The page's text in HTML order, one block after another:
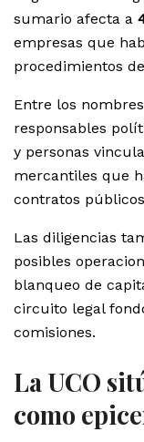
sumario afecta a
empresas que
procedimientos
Entre los
responsables
y personas
mercantiles que
contratos
Las diligencias
posibles
blanqueo de
circuito legal
comisiones.
La UCO
como